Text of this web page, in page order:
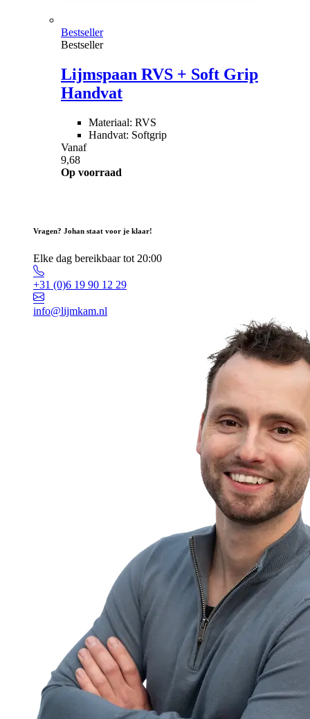
Bestseller
Bestseller
Lijmspaan RVS + Soft Grip
Handvat
Materiaal: RVS
Handvat: Softgrip
Vanaf
9,68
Op voorraad
Vragen? Johan staat voor je klaar!
Elke dag bereikbaar tot 20:00
+31 (0)6 19 90 12 29
info@lijmkam.nl